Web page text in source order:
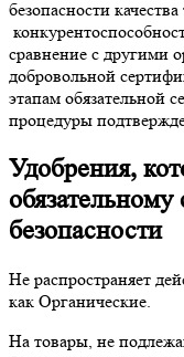
безопасности
сравнение с другими
добровольной
этапам обязательной
процедуры
Удобрения,
обязательному
безопасности
Не распространяет
как Органические.
На товары, не